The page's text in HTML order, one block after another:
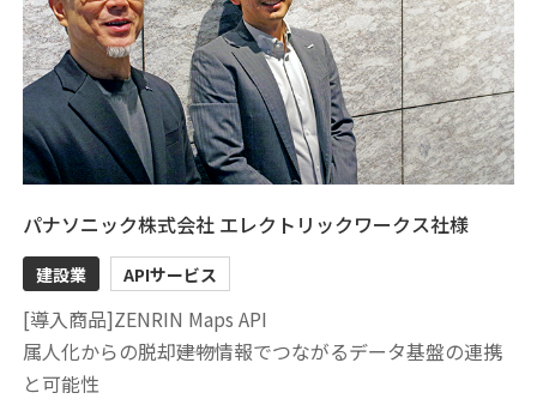
パナソニック株式会社 エレクトリックワークス社様
建設業 APIサービス
[導入商品]ZENRIN Maps API
属人化からの脱却――建物情報でつながるデータ基盤の連携
と可能性